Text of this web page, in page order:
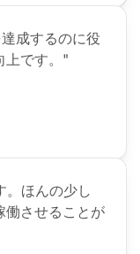
成するのに役
上です。"
。ほんの少し
働させることが